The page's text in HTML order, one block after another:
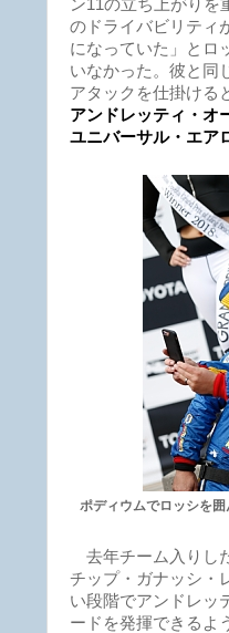
ン11の立ち上がりを
のドライバビリティ
になっていた」とロ
いなかった。彼と同
アタックを仕掛ける
アンドレッティ・オ
ユニバーサル・エア
ポディウムでロッシを
去年チーム入りし
チップ・ガナッシ・
い段階でアンドレッ
ードを発揮できるよ